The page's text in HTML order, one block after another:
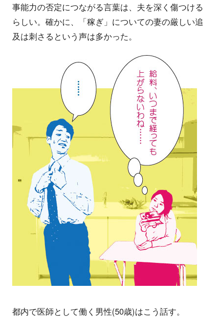
事能力の否定につながる言葉は、夫を深く傷つける
らしい。確かに、「稼ぎ」についての妻の厳しい追
及は刺さるという声は多かった。
都内で医師として働く男性(50歳)はこう話す。